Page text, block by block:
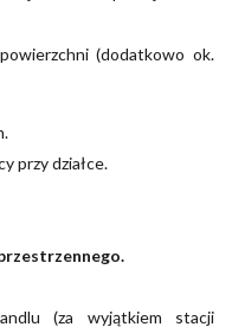
(dodatkowo ok.
przy działce.
(za wyjątkiem stacji